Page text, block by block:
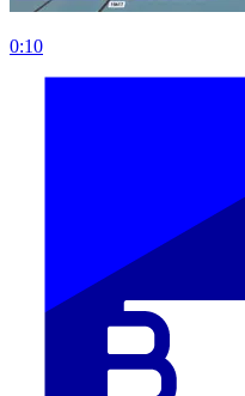
0:10